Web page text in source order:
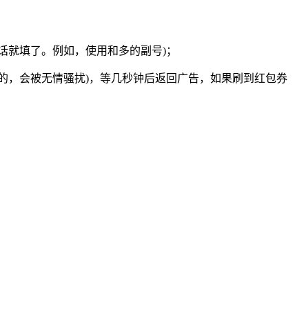
填了。例如，使用和多的副号)；
会被无情骚扰)，等几秒钟后返回广告，如果刷到红包券